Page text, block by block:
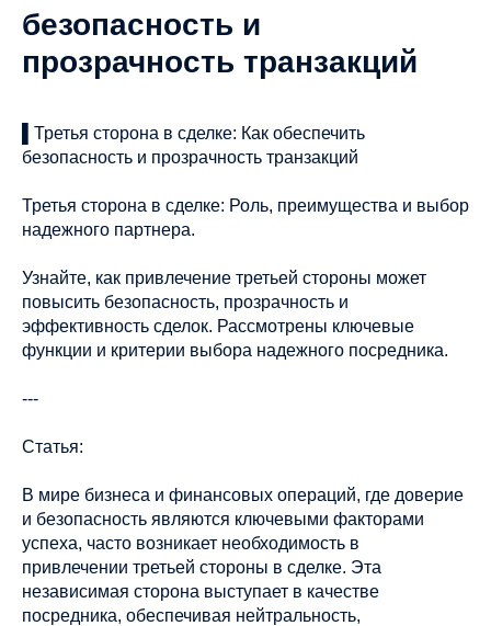
безопасность и
прозрачность транзакций
▌Третья сторона в сделке: Как обеспечить
безопасность и прозрачность транзакций
Третья сторона в сделке: Роль, преимущества и выбор
надежного партнера.
Узнайте, как привлечение третьей стороны может
повысить безопасность, прозрачность и
эффективность сделок. Рассмотрены ключевые
функции и критерии выбора надежного посредника.
---
Статья:
В мире бизнеса и финансовых операций, где доверие
и безопасность являются ключевыми факторами
успеха, часто возникает необходимость в
привлечении третьей стороны в сделке. Эта
независимая сторона выступает в качестве
посредника, обеспечивая нейтральность,